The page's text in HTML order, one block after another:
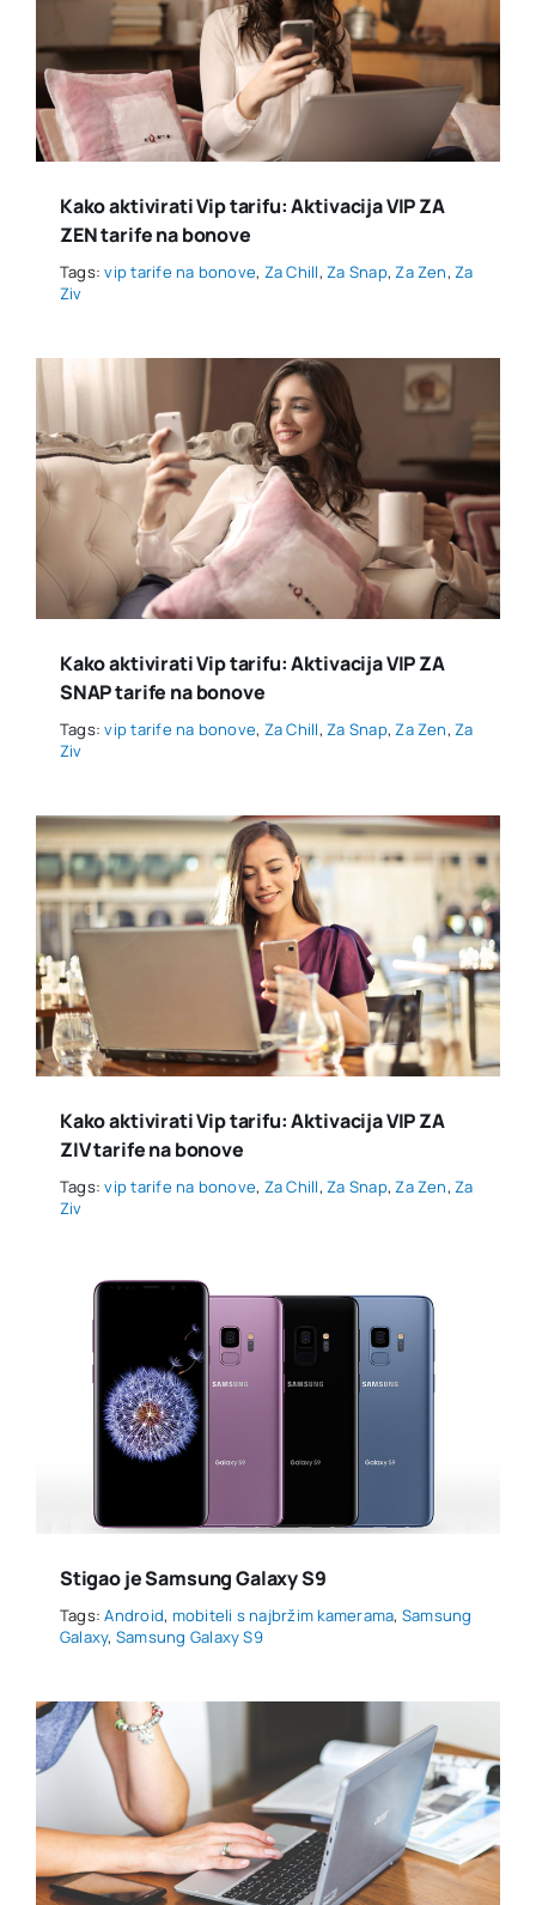
Kako aktivirati Vip tarifu: Aktivacija VIP ZA
ZEN tarife na bonove
Tags:vip tarife na bonove, Za Chill,Za Snap,Za Zen,Za
Ziv
Kako aktivirati Vip tarifu: Aktivacija VIP ZA
SNAP tarife na bonove
Tags:vip tarife na bonove, Za Chill,Za Snap,Za Zen,Za
Ziv
Kako aktivirati Vip tarifu: Aktivacija VIP ZA
ZIV tarife na bonove
Tags:vip tarife na bonove, Za Chill,Za Snap,Za Zen,Za
Ziv
Stigao je Samsung Galaxy S9
Tags:Android, mobiteli s najbržim kamerama, Samsung
Galaxy, Samsung Galaxy S9